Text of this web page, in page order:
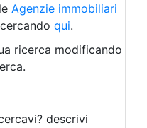
Agenzie immobiliari
qui.
ricerca modificando
descrivi